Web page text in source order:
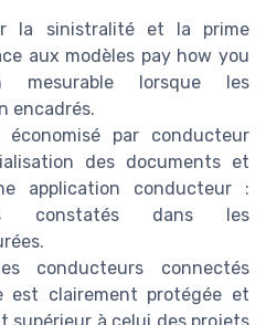
la sinistralité et la prime
aux modèles pay how you
lorsque les
encadrés.
économisé par conducteur
des documents et
application conducteur :
constatés dans les
conducteurs connectés
est clairement protégée et